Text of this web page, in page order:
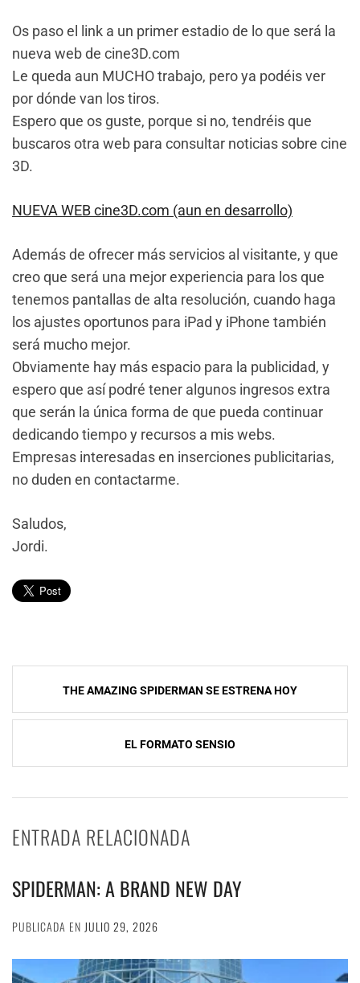
Os paso el link a un primer estadio de lo que será la
nueva web de cine3D.com
Le queda aun MUCHO trabajo, pero ya podéis ver
por dónde van los tiros.
Espero que os guste, porque si no, tendréis que
buscaros otra web para consultar noticias sobre cine
3D.
NUEVA WEB cine3D.com (aun en desarrollo)
Además de ofrecer más servicios al visitante, y que
creo que será una mejor experiencia para los que
tenemos pantallas de alta resolución, cuando haga
los ajustes oportunos para iPad y iPhone también
será mucho mejor.
Obviamente hay más espacio para la publicidad, y
espero que así podré tener algunos ingresos extra
que serán la única forma de que pueda continuar
dedicando tiempo y recursos a mis webs.
Empresas interesadas en inserciones publicitarias,
no duden en contactarme.
Saludos,
Jordi.
Navegación
de
THE AMAZING SPIDERMAN SE ESTRENA HOY
EL FORMATO SENSIO
ENTRADA RELACIONADA
SPIDERMAN: A BRAND NEW DAY
PUBLICADA EN JULIO 29, 2026